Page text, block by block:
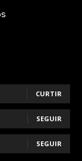
CURTIR
SEGUIR
SEGUIR